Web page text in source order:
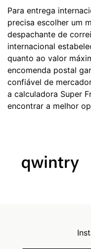
Para entrega
precisa escolher um
despachante de
internacional
quanto ao valor
encomenda postal
confiável de
a calculadora Super
encontrar a melhor